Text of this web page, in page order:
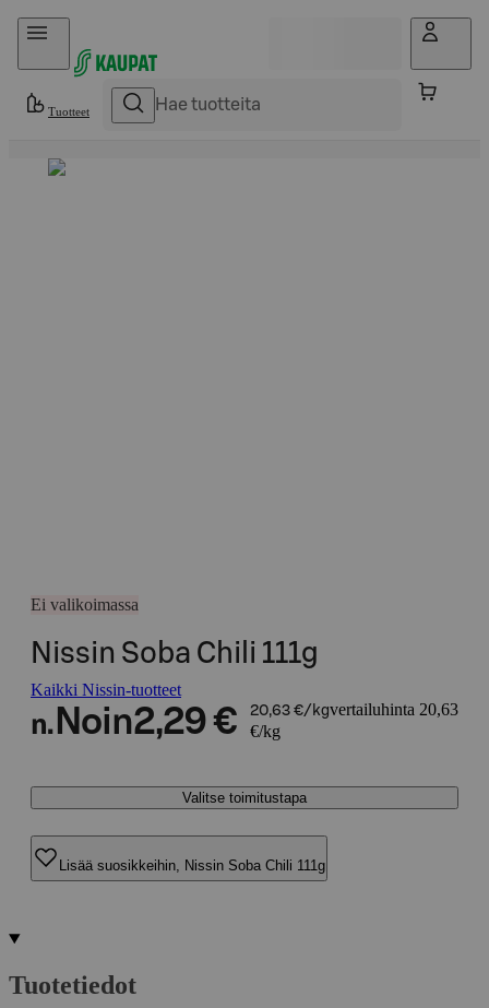
Hyppää sisältöön
Tuotteet
Ei valikoimassa
Nissin Soba Chili 111g
Kaikki Nissin-tuotteet
n. Noin2,29 € 20,63 €/kgvertailuhinta 20,63
€/kg
Valitse toimitustapa
Lisää suosikkeihin, Nissin Soba Chili 111g
Tuotetiedot